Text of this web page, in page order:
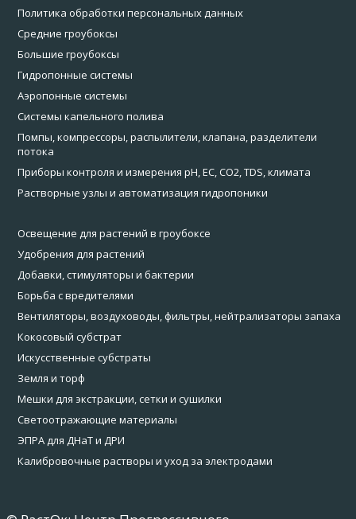
Политика обработки персональных данных
Средние гроубоксы
Большие гроубоксы
Гидропонные системы
Аэропонные системы
Системы капельного полива
Помпы, компрессоры, распылители, клапана, разделители
потока
Приборы контроля и измерения pH, EC, CO2, TDS, климата
Растворные узлы и автоматизация гидропоники
Освещение для растений в гроубоксе
Удобрения для растений
Добавки, стимуляторы и бактерии
Борьба с вредителями
Вентиляторы, воздуховоды, фильтры, нейтрализаторы запаха
Кокосовый субстрат
Искусственные субстраты
Земля и торф
Мешки для экстракции, сетки и сушилки
Светоотражающие материалы
ЭПРА для ДНаТ и ДРИ
Калибровочные растворы и уход за электродами